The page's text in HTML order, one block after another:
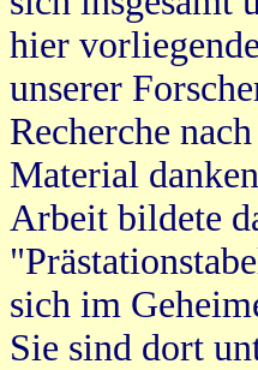
hier
unserer
Recherche
Material
Arbeit bildete
sich im
Sie sind dort